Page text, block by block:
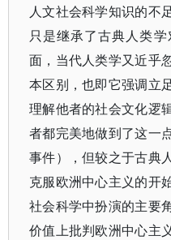
人文社会科学知识的不
只是继承了古典人类
面，当代人类学又近乎
本区别，也即它强调立
理解他者的社会文化逻
者都完美地做到了这一
事件），但较之于古典
克服欧洲中心主义的开
社会科学中扮演的主要
价值上批判欧洲中心主